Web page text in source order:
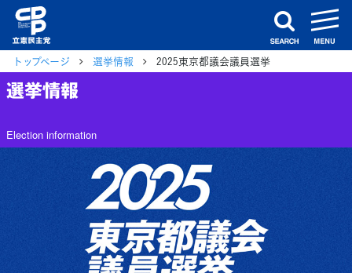
search
トップページ 選挙情報 2025東京都議会議員選挙
選挙情報
Election information